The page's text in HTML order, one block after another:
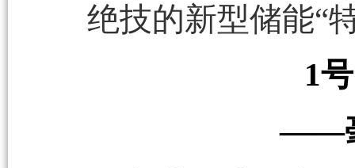
绝技的新型储能“
1
——